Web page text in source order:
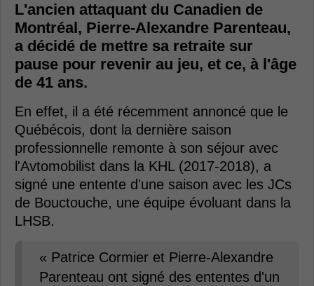
L'ancien attaquant du Canadien de
Montréal, Pierre-Alexandre Parenteau,
a décidé de mettre sa retraite sur
pause pour revenir au jeu, et ce, à l'âge
de 41 ans.
En effet, il a été récemment annoncé que le
Québécois, dont la dernière saison
professionnelle remonte à son séjour avec
l'Avtomobilist dans la KHL (2017-2018), a
signé une entente d'une saison avec les JCs
de Bouctouche, une équipe évoluant dans la
LHSB.
« Patrice Cormier et Pierre-Alexandre
Parenteau ont signé des ententes d'un